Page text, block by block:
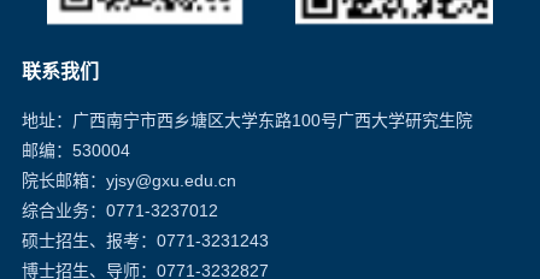
联系我们
地址：广西南宁市西乡塘区大学东路100号广西大学研究生院
邮编：530004
院长邮箱：yjsy@gxu.edu.cn
综合业务：0771-3237012
硕士招生、报考：0771-3231243
博士招生、导师：0771-3232827